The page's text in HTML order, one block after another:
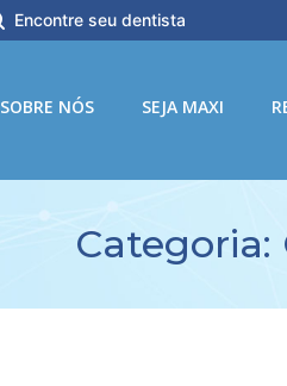
Encontre seu dentista
SOBRE NÓS SEJA MAXI
Categoria: